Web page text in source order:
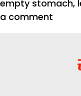
empty stomach,
a comment